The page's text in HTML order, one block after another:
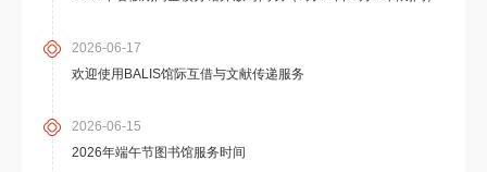
2026-06-17
欢迎使用BALIS馆际互借与文献传递服务
2026-06-15
2026年端午节图书馆服务时间